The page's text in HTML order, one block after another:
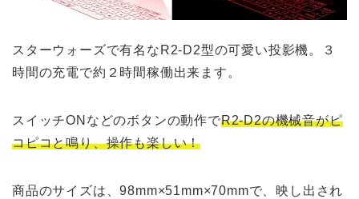
スターウォーズで有名なR2-D2型の可愛い投影機。３
時間の充電で約２時間稼働出来ます。
スイッチONなどのボタンの動作でR2-D2の機械音がピ
コピコと鳴り、操作も楽しい！
商品のサイズは、98mm×51mm×70mmで、映し出され